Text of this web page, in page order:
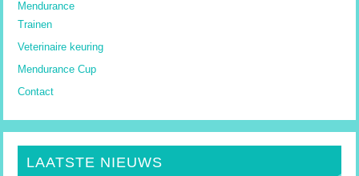
Mendurance
Trainen
Veterinaire keuring
Mendurance Cup
Contact
LAATSTE NIEUWS